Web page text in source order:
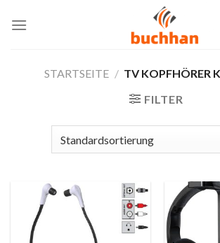
Inhalt
STARTSEITE / TV KOPFHÖRER
FILTER